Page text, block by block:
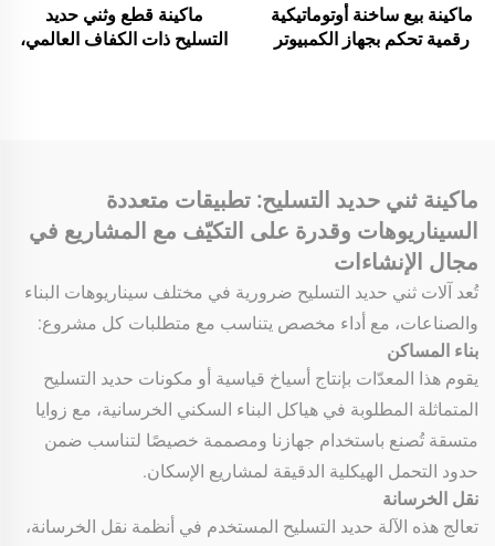
ماكينة بيع ساخنة أوتوماتيكية
رقمية تحكم بجهاز الكمبيوتر
ماكينة قطع وثني حديد
التسليح ذات الكفاف العالمي،
ماكينة ثني حديد التسليح: تطبيقات متعددة
السيناريوهات وقدرة على التكيّف مع المشاريع في
مجال الإنشاءات
تُعد آلات ثني حديد التسليح ضرورية في مختلف سيناريوهات البناء
والصناعات، مع أداء مخصص يتناسب مع متطلبات كل مشروع:
بناء المساكن
يقوم هذا المعدّات بإنتاج أسياخ قياسية أو مكونات حديد التسليح
المتماثلة المطلوبة في هياكل البناء السكني الخرسانية، مع زوايا
متسقة تُصنع باستخدام جهازنا ومصممة خصيصًا لتناسب ضمن
حدود التحمل الهيكلية الدقيقة لمشاريع الإسكان.
نقل الخرسانة
تعالج هذه الآلة حديد التسليح المستخدم في أنظمة نقل الخرسانة،